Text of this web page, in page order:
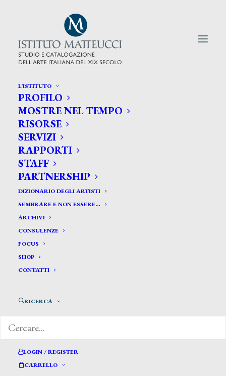
L’ISTITUTO
PROFILO
MOSTRE NEL TEMPO
RISORSE
SERVIZI
RAPPORTI
STAFF
PARTNERSHIP
DIZIONARIO DEGLI ARTISTI
SEMBRARE E NON ESSERE…
ARCHIVI
CONSULENZE
FOCUS
SHOP
CONTATTI
RICERCA
LOGIN / REGISTER
CARRELLO
CERCA TRA GLI ARTISTI:
Search
for:
Rosai Ottone